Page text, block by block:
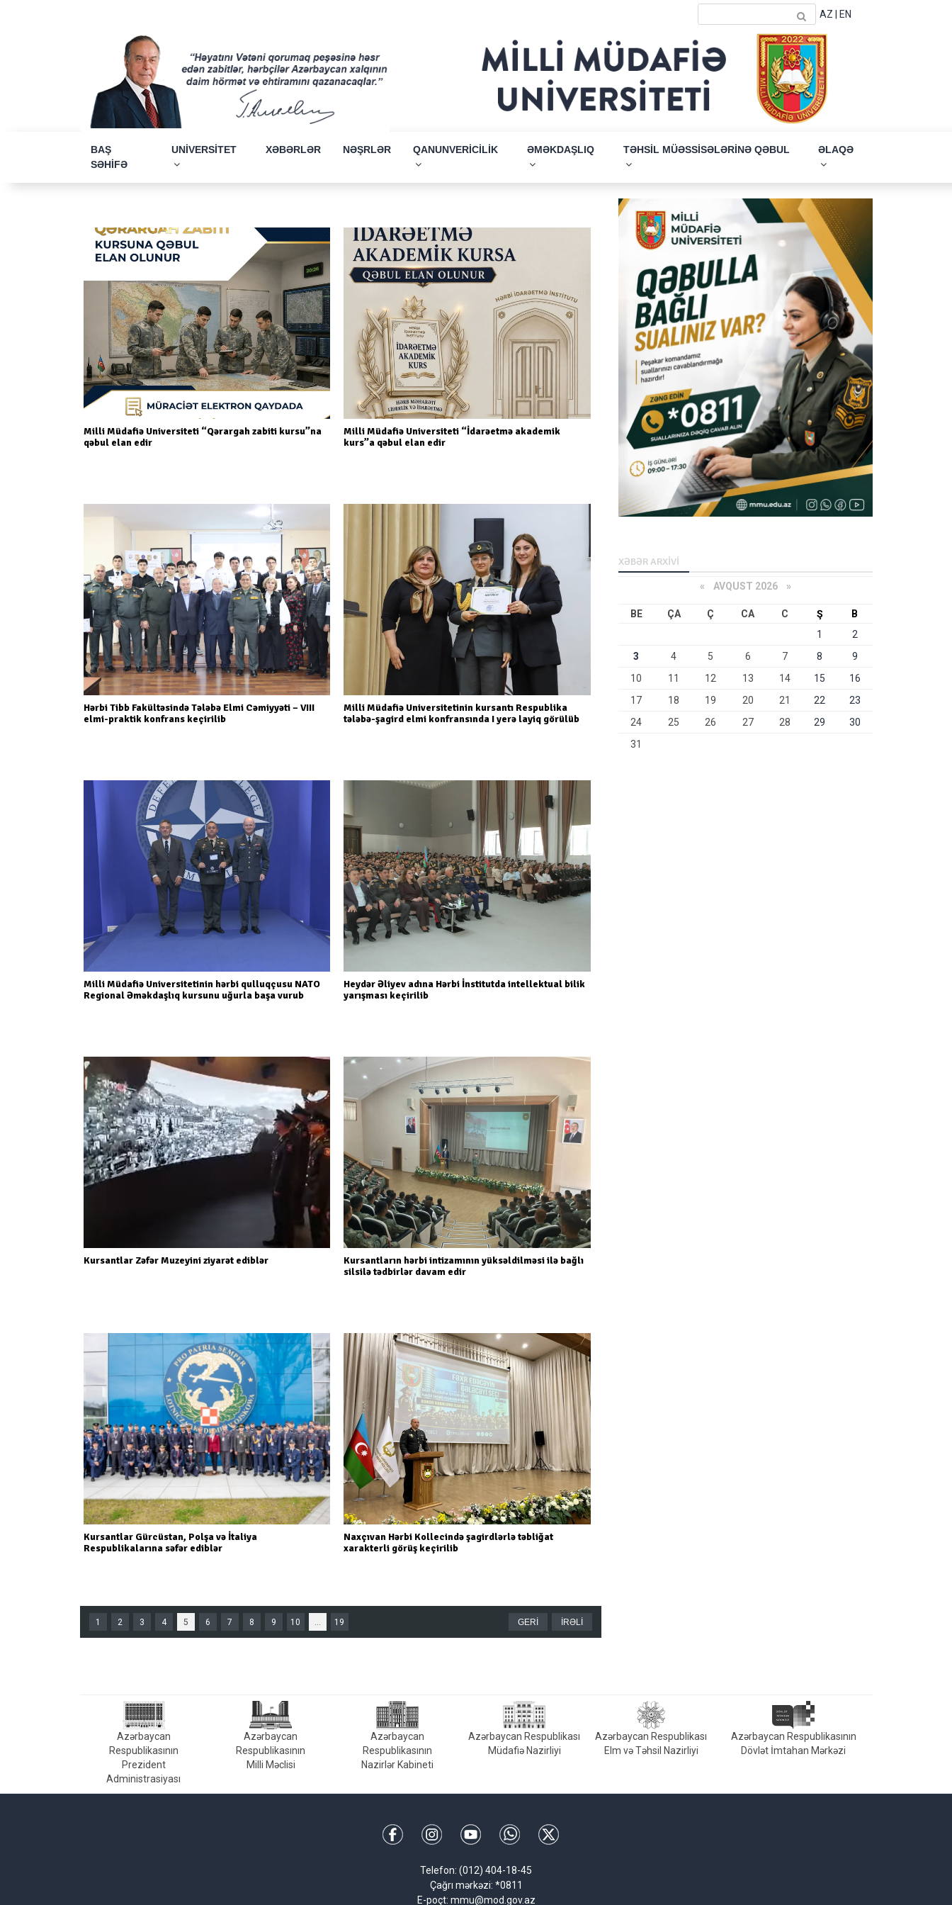
AZ EN
BAŞ
SƏHİFƏ
UNİVERSİTET XƏBƏRLƏR NƏŞRLƏR QANUNVERİCİLİK ƏMƏKDAŞLIQ TƏHSİL MÜƏSSİSƏLƏRİNƏ QƏBUL ƏLAQƏ
Milli Müdafiə Universiteti “Qərargah zabiti kursu”na
qəbul elan edir
Milli Müdafiə Universiteti “İdarəetmə akademik
kurs”a qəbul elan edir
Hərbi Tibb Fakültəsində Tələbə Elmi Cəmiyyəti – VIII
elmi-praktik konfrans keçirilib
Milli Müdafiə Universitetinin kursantı Respublika
tələbə-şagird elmi konfransında I yerə layiq görülüb
Milli Müdafiə Universitetinin hərbi qulluqçusu NATO
Regional Əməkdaşlıq kursunu uğurla başa vurub
Heydər Əliyev adına Hərbi İnstitutda intellektual bilik
yarışması keçirilib
Kursantlar Zəfər Muzeyini ziyarət ediblər
Kursantların hərbi intizamının yüksəldilməsi ilə bağlı
silsilə tədbirlər davam edir
Kursantlar Gürcüstan, Polşa və İtaliya
Respublikalarına səfər ediblər
Naxçıvan Hərbi Kollecində şagirdlərlə təbliğat
xarakterli görüş keçirilib
1 2 3 4 5 6 7 8 9 10 ... 19 GERİ İRƏLİ
XƏBƏR ARXİVİ
« AVQUST 2026 »
BE ÇA Ç CA C Ş
B
1
2
3
4 5 6 7 8
9
10
11 12 13 14 15
16
17
18 19 20 21 22
23
24
25 26 27 28 29
30
31
Azərbaycan
Respublikasının
Prezident
Administrasiyası
Azərbaycan
Respublikasının
Milli Məclisi
Azərbaycan
Respublikasının
Nazirlər Kabineti
Azərbaycan Respublikası
Müdafiə Nazirliyi
Azərbaycan Respublikası
Elm və Təhsil Nazirliyi
Azərbaycan Respublikasının
Dövlət İmtahan Mərkəzi
Telefon: (012) 404-18-45
Çağrı mərkəzi: *0811
E-poçt: mmu@mod.gov.az